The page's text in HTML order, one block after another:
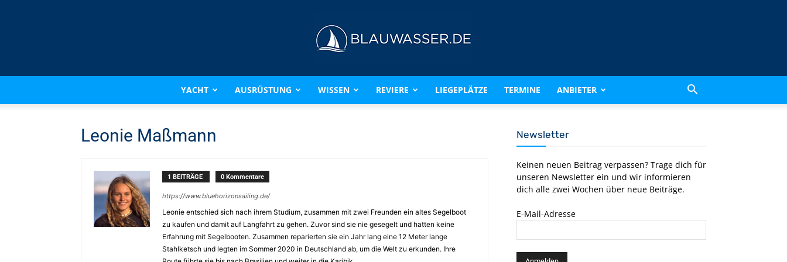
BLAUWASSER.DE
YACHT AUSRÜSTUNG WISSEN REVIERE LIEGEPLÄTZE TERMINE ANBIETER
Leonie Maßmann
1 BEITRÄGE 0 Kommentare
https://www.bluehorizonsailing.de/
Leonie entschied sich nach ihrem Studium, zusammen mit zwei Freunden ein altes Segelboot
zu kaufen und damit auf Langfahrt zu gehen. Zuvor sind sie nie gesegelt und hatten keine
Erfahrung mit Segelbooten. Zusammen reparierten sie ein Jahr lang eine 12 Meter lange
Stahlketsch und legten im Sommer 2020 in Deutschland ab, um die Welt zu erkunden. Ihre
Newsletter
Keinen neuen Beitrag verpassen? Trage dich für
unseren Newsletter ein und wir informieren
dich alle zwei Wochen über neue Beiträge.
E-Mail-Adresse